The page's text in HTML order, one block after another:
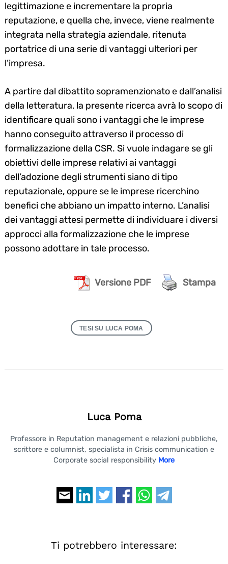
legittimazione e incrementare la propria
reputazione, e quella che, invece, viene realmente
integrata nella strategia aziendale, ritenuta
portatrice di una serie di vantaggi ulteriori per
l’impresa.
A partire dal dibattito sopramenzionato e dall’analisi
della letteratura, la presente ricerca avrà lo scopo di
identificare quali sono i vantaggi che le imprese
hanno conseguito attraverso il processo di
formalizzazione della CSR. Si vuole indagare se gli
obiettivi delle imprese relativi ai vantaggi
dell’adozione degli strumenti siano di tipo
reputazionale, oppure se le imprese ricerchino
benefici che abbiano un impatto interno. L’analisi
dei vantaggi attesi permette di individuare i diversi
approcci alla formalizzazione che le imprese
possono adottare in tale processo.
Versione PDF Stampa
TESI SU LUCA POMA
Luca Poma
Professore in Reputation management e relazioni pubbliche,
scrittore e columnist, specialista in Crisis communication e
Corporate social responsibility More
Ti potrebbero interessare: